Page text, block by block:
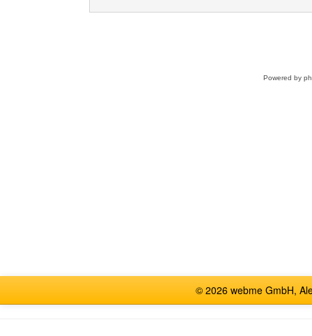
Powered by
© 2026 webme GmbH,